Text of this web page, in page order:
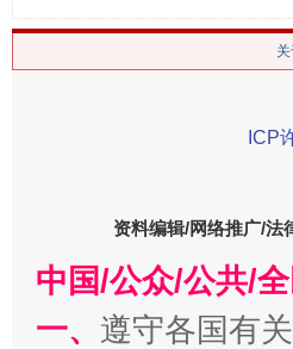
ICP
资料编辑/网络推广/法
中国/公众/公共/
一、 遵守各国有